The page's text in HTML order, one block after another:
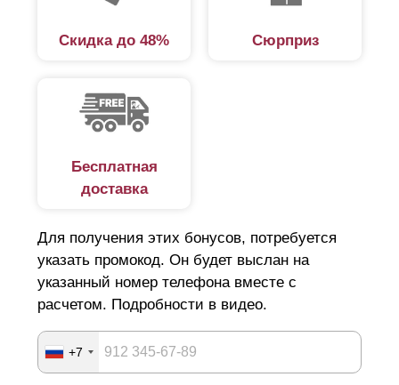
Скидка до 48% Сюрприз
Бесплатная
доставка
Для получения этих бонусов, потребуется
указать промокод. Он будет выслан на
указанный номер телефона вместе с
расчетом. Подробности в видео.
+7